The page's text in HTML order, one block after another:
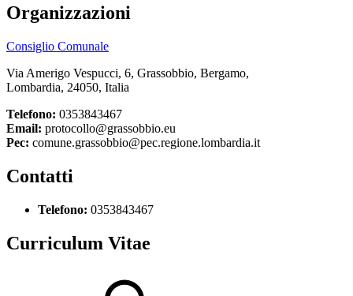
Organizzazioni
Consiglio Comunale
Via Amerigo Vespucci, 6, Grassobbio, Bergamo,
Lombardia, 24050, Italia
Telefono: 0353843467
Email: protocollo@grassobbio.eu
Pec: comune.grassobbio@pec.regione.lombardia.it
Contatti
Telefono: 0353843467
Curriculum Vitae